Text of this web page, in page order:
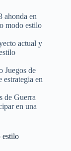
ahonda en
modo estilo
actual y
Juegos de
estrategia en
de Guerra
en una
estilo